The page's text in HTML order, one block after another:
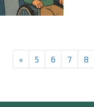
« 5 6 7 8